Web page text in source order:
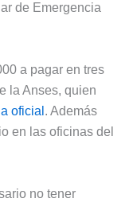
de Emergencia
a pagar en tres
la Anses, quien
oficial . Además
en las oficinas del
no tener